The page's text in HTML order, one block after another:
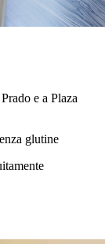
e a Plaza
glutine